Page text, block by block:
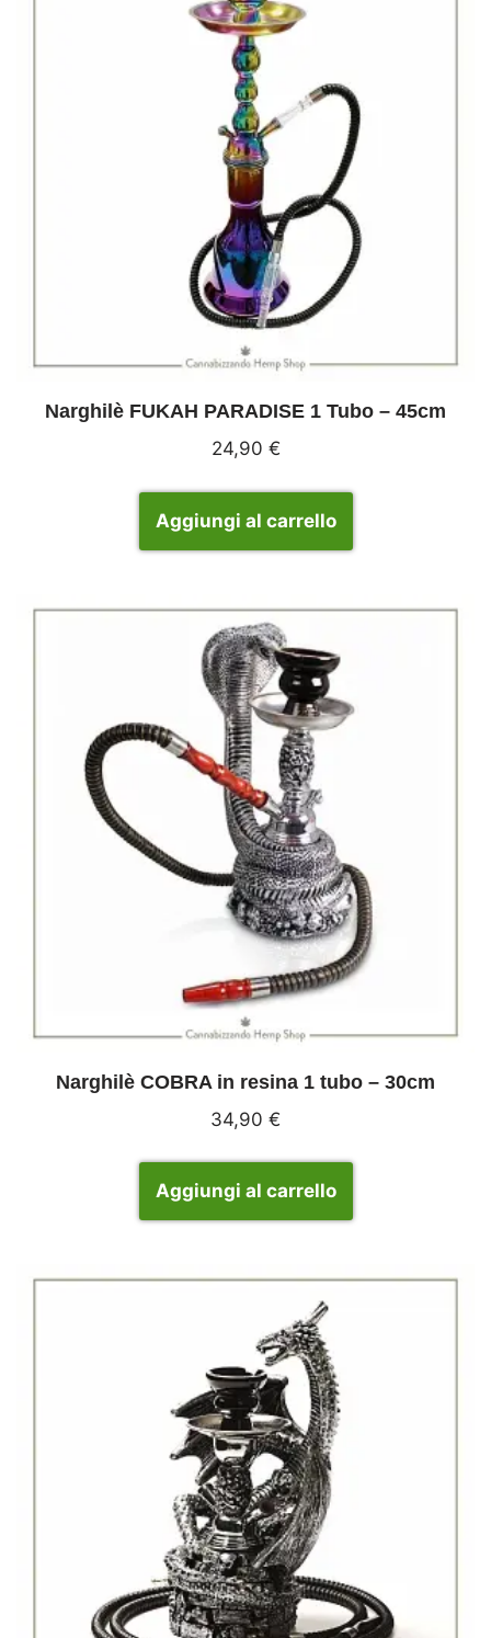
Narghilè FUKAH PARADISE 1 Tubo – 45cm
24,90 €
Aggiungi al carrello
Narghilè COBRA in resina 1 tubo – 30cm
34,90 €
Aggiungi al carrello